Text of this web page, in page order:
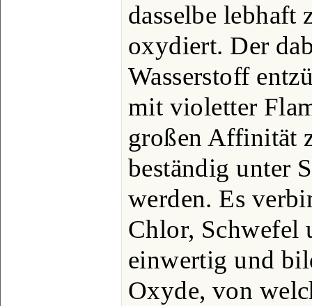
dasselbe lebhaft
oxydiert. Der
Wasserstoff
mit violetter
großen Affinität
beständig unter
werden. Es
Chlor, Schwefel
einwertig und
Oxyde, von